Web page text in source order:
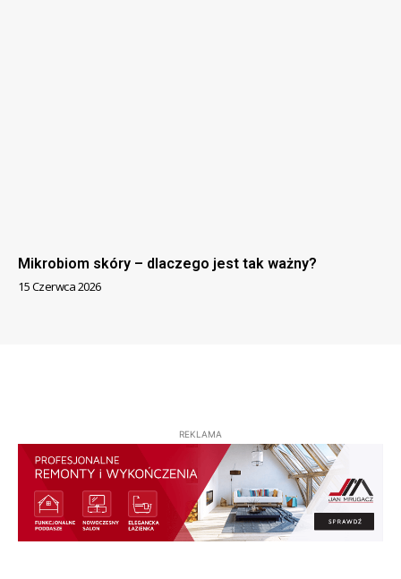
Mikrobiom skóry – dlaczego jest tak ważny?
15 Czerwca 2026
REKLAMA